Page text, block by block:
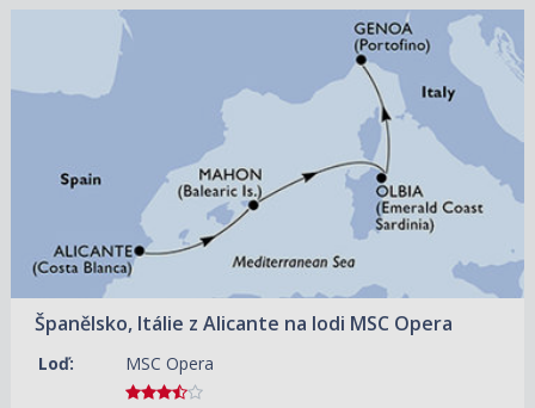
Španělsko, Itálie z Alicante na lodi MSC Opera
Loď: MSC Opera
ZOBRAZIT DETAIL
07.10.2026 – 10.10.2026
5 540 KČ/OS.